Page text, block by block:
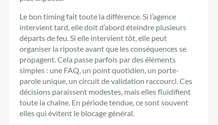
Le bon timing fait toute la différence. Si l’agence
intervient tard, elle doit d’abord éteindre plusieurs
départs de feu. Si elle intervient tôt, elle peut
organiser la riposte avant que les conséquences se
propagent. Cela passe parfois par des éléments
simples : une FAQ, un point quotidien, un porte-
parole unique, un circuit de validation raccourci. Ces
décisions paraissent modestes, mais elles fluidifient
toute la chaîne. En période tendue, ce sont souvent
elles qui évitent le blocage général.